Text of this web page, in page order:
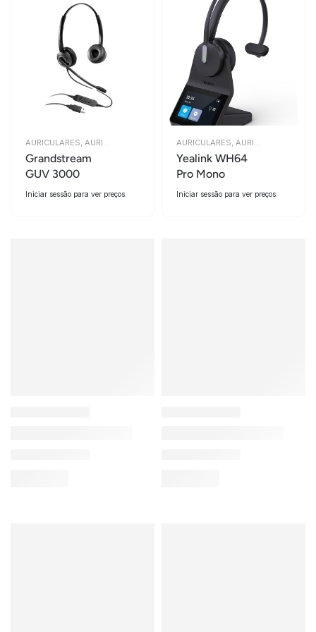
AURICULARES, AURICULARES
Grandstream
GUV 3000
Iniciar sessão para ver preços.
AURICULARES, AURICULARES
Yealink WH64
Pro Mono
Iniciar sessão para ver preços.